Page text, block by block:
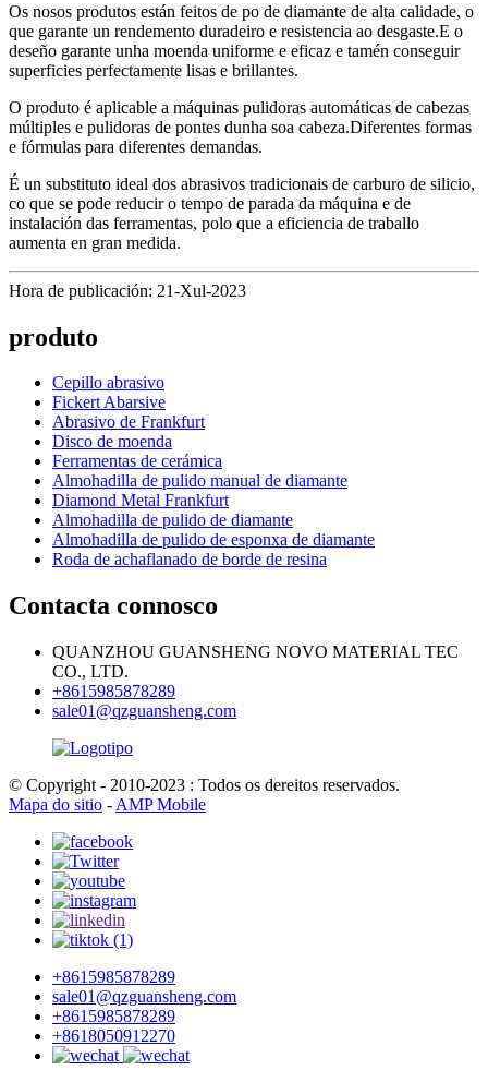
Os nosos produtos están feitos de po de diamante de alta calidade, o
que garante un rendemento duradeiro e resistencia ao desgaste.E o
deseño garante unha moenda uniforme e eficaz e tamén conseguir
superficies perfectamente lisas e brillantes.
O produto é aplicable a máquinas pulidoras automáticas de cabezas
múltiples e pulidoras de pontes dunha soa cabeza.Diferentes formas
e fórmulas para diferentes demandas.
É un substituto ideal dos abrasivos tradicionais de carburo de silicio,
co que se pode reducir o tempo de parada da máquina e de
instalación das ferramentas, polo que a eficiencia de traballo
aumenta en gran medida.
Hora de publicación: 21-Xul-2023
produto
Cepillo abrasivo
Fickert Abarsive
Abrasivo de Frankfurt
Disco de moenda
Ferramentas de cerámica
Almohadilla de pulido manual de diamante
Diamond Metal Frankfurt
Almohadilla de pulido de diamante
Almohadilla de pulido de esponxa de diamante
Roda de achaflanado de borde de resina
Contacta connosco
QUANZHOU GUANSHENG NOVO MATERIAL TEC
CO., LTD.
+8615985878289
sale01@qzguansheng.com
© Copyright - 2010-2023 : Todos os dereitos reservados.
Mapa do sitio - AMP Mobile
+8615985878289
sale01@qzguansheng.com
+8615985878289
+8618050912270